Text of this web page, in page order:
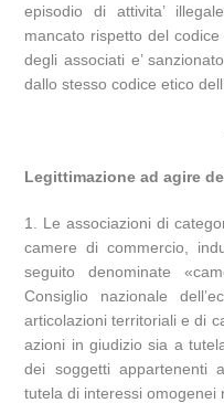
episodio di attivita’
mancato rispetto del
degli associati e’
dallo stesso codice etico
Legittimazione ad agire
1. Le associazioni di
camere di commercio,
seguito denominate
Consiglio nazionale
articolazioni territoriali e di
azioni in giudizio sia a
dei soggetti appartenenti
tutela di interessi omogenei